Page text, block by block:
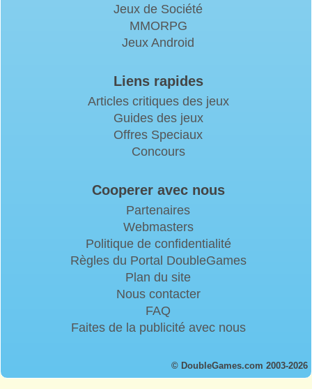
Jeux de Société
MMORPG
Jeux Android
Liens rapides
Articles critiques des jeux
Guides des jeux
Offres Speciaux
Concours
Cooperer avec nous
Partenaires
Webmasters
Politique de confidentialité
Règles du Portal DoubleGames
Plan du site
Nous contacter
FAQ
Faites de la publicité avec nous
© DoubleGames.com 2003-2026